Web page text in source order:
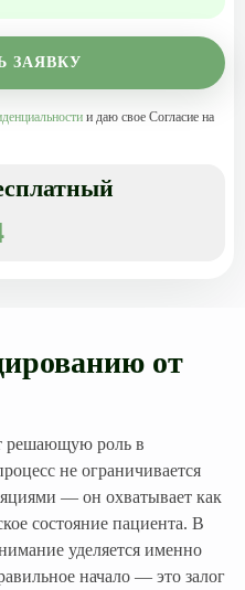
ЗАЯВКУ
и даю свое Согласие на
от
решающую роль в
не ограничивается
— он охватывает как
состояние пациента. В
уделяется именно
начало — это залог